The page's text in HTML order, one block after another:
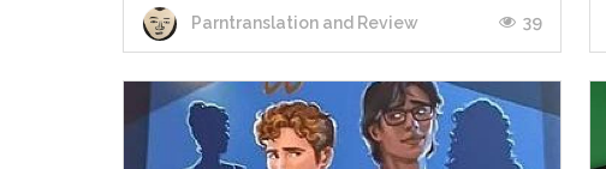
รีส์ Game Changer แต่เป็นเรื่องที่ 3 ที่เราหยิบมา
อ่าน เพราะเห็นว่าเป็นเรื่องในไทม์ไลน์เดียวกันกับ
TheLong Game ประกอบกั...
Parntranslation and Review 39